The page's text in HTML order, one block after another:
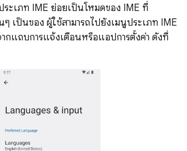
ระเภท IME ย่อยเป็นโหมดของ IME ที่
เป็นของ ผู้ใช้สามารถไปยังเมนูประเภท IME
กแถบการแจ้งเตือนหรือแอปการตั้งค่า ดังที่